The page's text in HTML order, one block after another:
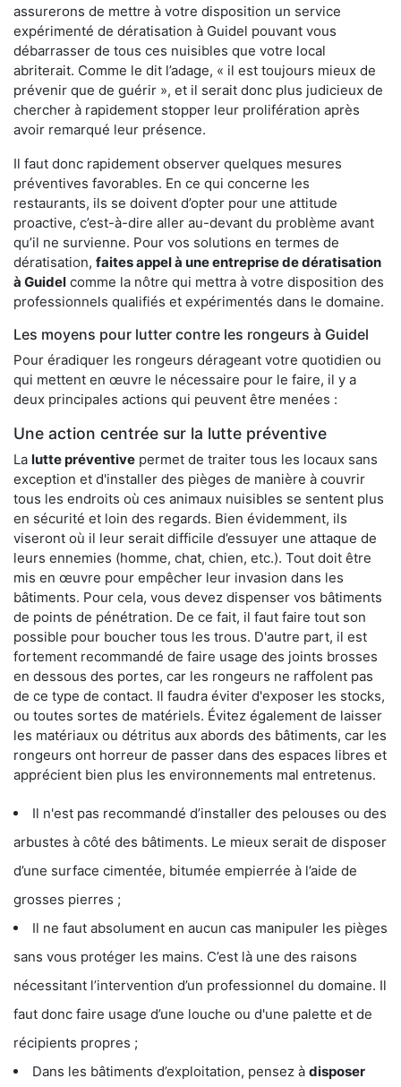
assurerons de mettre à votre disposition un service
expérimenté de dératisation à Guidel pouvant vous
débarrasser de tous ces nuisibles que votre local
abriterait. Comme le dit l’adage, « il est toujours mieux de
prévenir que de guérir », et il serait donc plus judicieux de
chercher à rapidement stopper leur prolifération après
avoir remarqué leur présence.
Il faut donc rapidement observer quelques mesures
préventives favorables. En ce qui concerne les
restaurants, ils se doivent d’opter pour une attitude
proactive, c’est-à-dire aller au-devant du problème avant
qu’il ne survienne. Pour vos solutions en termes de
dératisation, faites appel à une entreprise de dératisation
à Guidel comme la nôtre qui mettra à votre disposition des
professionnels qualifiés et expérimentés dans le domaine.
Les moyens pour lutter contre les rongeurs à Guidel
Pour éradiquer les rongeurs dérageant votre quotidien ou
qui mettent en œuvre le nécessaire pour le faire, il y a
deux principales actions qui peuvent être menées :
Une action centrée sur la lutte préventive
La lutte préventive permet de traiter tous les locaux sans
exception et d'installer des pièges de manière à couvrir
tous les endroits où ces animaux nuisibles se sentent plus
en sécurité et loin des regards. Bien évidemment, ils
viseront où il leur serait difficile d’essuyer une attaque de
leurs ennemies (homme, chat, chien, etc.). Tout doit être
mis en œuvre pour empêcher leur invasion dans les
bâtiments. Pour cela, vous devez dispenser vos bâtiments
de points de pénétration. De ce fait, il faut faire tout son
possible pour boucher tous les trous. D'autre part, il est
fortement recommandé de faire usage des joints brosses
en dessous des portes, car les rongeurs ne raffolent pas
de ce type de contact. Il faudra éviter d'exposer les stocks,
ou toutes sortes de matériels. Évitez également de laisser
les matériaux ou détritus aux abords des bâtiments, car les
rongeurs ont horreur de passer dans des espaces libres et
apprécient bien plus les environnements mal entretenus.
Il n'est pas recommandé d’installer des pelouses ou des
arbustes à côté des bâtiments. Le mieux serait de disposer
d’une surface cimentée, bitumée empierrée à l’aide de
grosses pierres ;
Il ne faut absolument en aucun cas manipuler les pièges
sans vous protéger les mains. C’est là une des raisons
nécessitant l’intervention d’un professionnel du domaine. Il
faut donc faire usage d’une louche ou d'une palette et de
récipients propres ;
Dans les bâtiments d’exploitation, pensez à disposer